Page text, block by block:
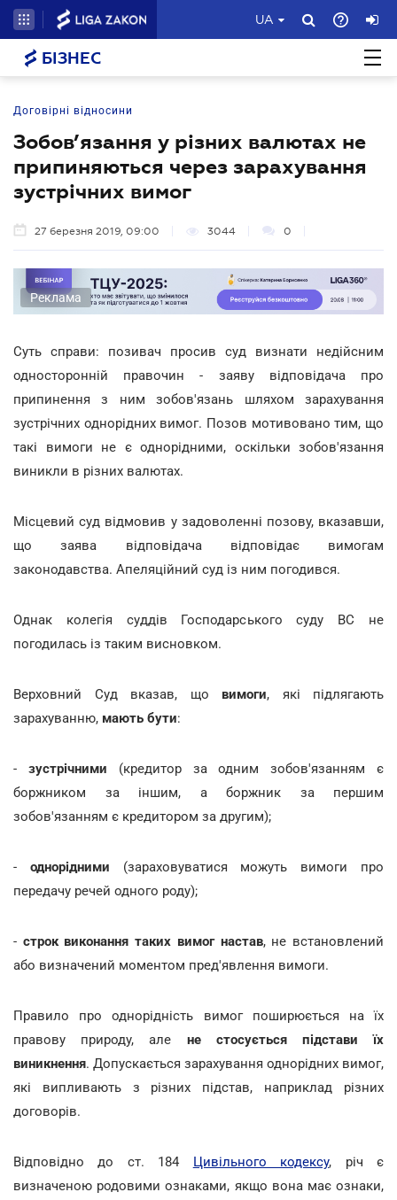
UA
БІЗНЕС
Договірні відносини
Зобов’язання у різних валютах не
припиняються через зарахування
зустрічних вимог
27 березня 2019, 09:00 3044 0
Реклама
Суть справи: позивач просив суд визнати недійсним
односторонній правочин - заяву відповідача про
припинення з ним зобов'язань шляхом зарахування
зустрічних однорідних вимог. Позов мотивовано тим, що
такі вимоги не є однорідними, оскільки зобов'язання
виникли в різних валютах.
Місцевий суд відмовив у задоволенні позову, вказавши,
що заява відповідача відповідає вимогам
законодавства. Апеляційний суд із ним погодився.
Однак колегія суддів Господарського суду ВС не
погодилась із таким висновком.
Верховний Суд вказав, що вимоги, які підлягають
зарахуванню, мають бути:
- зустрічними (кредитор за одним зобов'язанням є
боржником за іншим, а боржник за першим
зобов'язанням є кредитором за другим);
- однорідними (зараховуватися можуть вимоги про
передачу речей одного роду);
- строк виконання таких вимог настав, не встановлений
або визначений моментом пред'явлення вимоги.
Правило про однорідність вимог поширюється на їх
правову природу, але не стосується підстави їх
виникнення. Допускається зарахування однорідних вимог,
які випливають з різних підстав, наприклад різних
договорів.
Відповідно до ст. 184 Цивільного кодексу, річ є
визначеною родовими ознаками, якщо вона має ознаки,